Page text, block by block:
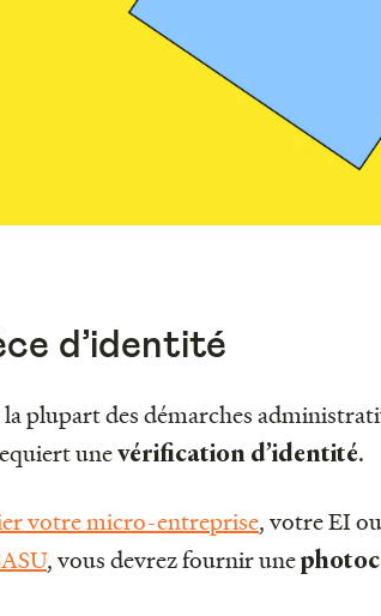
d’identité
plupart des démarches
unevérification d’identité.
votre micro-entreprise, votre EI
, vous devrez fournir une